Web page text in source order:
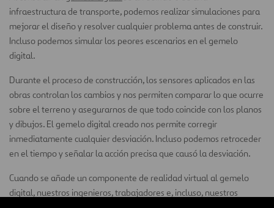
infraestructura de transporte, podemos realizar simulaciones para
mejorar el diseño y resolver cualquier problema antes de construir.
Incluso podemos simular los peores escenarios en el gemelo
digital.
Durante el proceso de construcción, los sensores aplicados en las
obras controlan los cambios y nos permiten comparar lo que ocurre
sobre el terreno y asegurarnos de que todo coincide con los planos
y dibujos. El gemelo digital creado nos permite corregir
inmediatamente cualquier desviación. Incluso podemos retroceder
en el tiempo y señalar la acción precisa que causó la desviación.
Cuando se añade un componente de realidad virtual al gemelo
digital, nuestros ingenieros, trabajadores e, incluso, nuestros